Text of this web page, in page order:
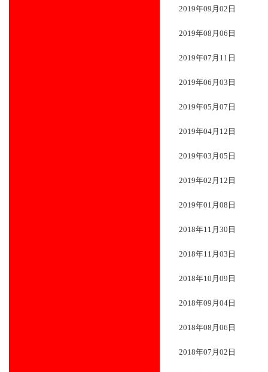
2019年09月02日
2019年08月06日
2019年07月11日
2019年06月03日
2019年05月07日
2019年04月12日
2019年03月05日
2019年02月12日
2019年01月08日
2018年11月30日
2018年11月03日
2018年10月09日
2018年09月04日
2018年08月06日
2018年07月02日